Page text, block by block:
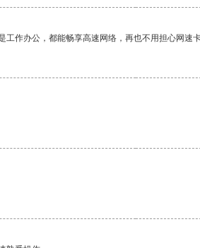
作办公，都能畅享高速网络，再也不用担心网速卡